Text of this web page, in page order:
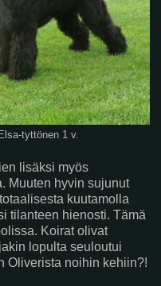
Elsa-tyttönen 1 v.
lisäksi myös
Muuten hyvin sujunut
kuutamolla
tilanteen hienosti. Tämä
Koirat olivat
lopulta seuloutui
Oliverista noihin kehiin?!